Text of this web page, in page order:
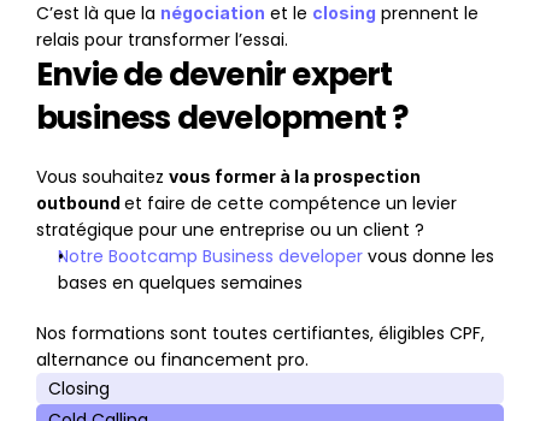
C’est là que la négociation et le closing prennent le
relais pour transformer l’essai.
Envie de devenir expert
business development ?
Vous souhaitez vous former à la prospection
outbound et faire de cette compétence un levier
stratégique pour une entreprise ou un client ?
Notre Bootcamp Business developer vous donne les
bases en quelques semaines
Nos formations sont toutes certifiantes, éligibles CPF,
alternance ou financement pro.
Closing